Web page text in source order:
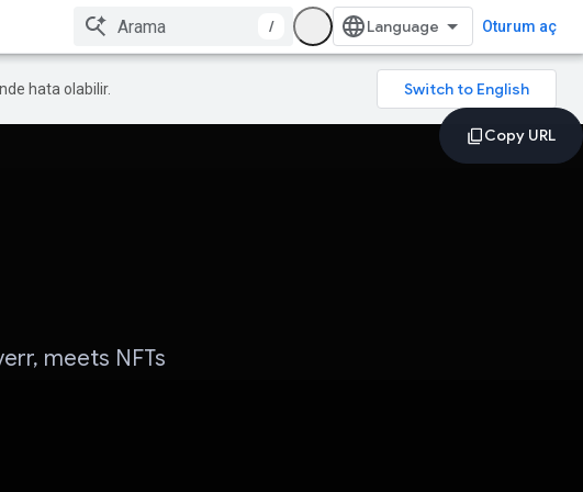
/ Oturum aç
hata olabilir.
meets NFTs